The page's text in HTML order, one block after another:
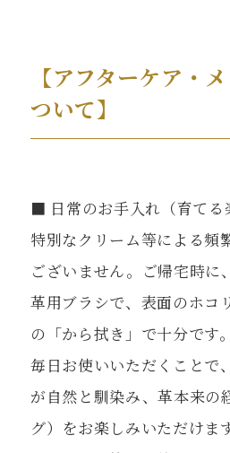
【アフターケア・
ついて】
■ 日常のお手入れ（育てる
特別なクリーム等による頻
ございません。ご帰宅時に
革用ブラシで、表面のホコ
の「から拭き」で十分です。
毎日お使いいただくことで
が自然と馴染み、革本来の
グ）をお楽しみいただけます